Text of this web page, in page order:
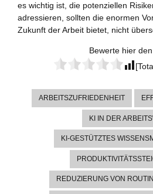
es wichtig ist, die potenziellen
adressieren, sollten die enormen
Zukunft der Arbeit bietet, nicht
Bewerte hier
ARBEITSZUFRIEDENHEIT
KI IN DER
KI-GESTÜTZTES
REDUZIERUNG VON